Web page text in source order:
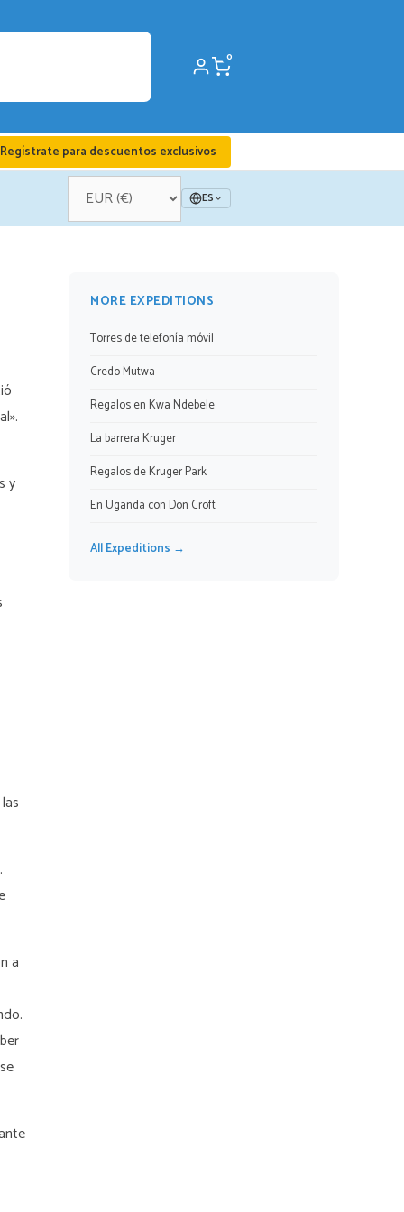
0
Regístrate para descuentos exclusivos
ES
y
a
MORE EXPEDITIONS
Torres de telefonía móvil
Credo Mutwa
Regalos en Kwa Ndebele
La barrera Kruger
Regalos de Kruger Park
En Uganda con Don Croft
All Expeditions →